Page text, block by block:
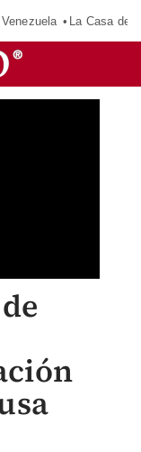
La Casa de